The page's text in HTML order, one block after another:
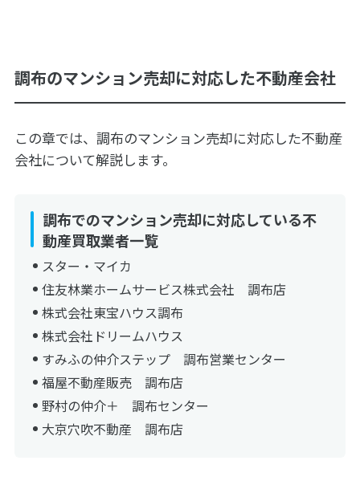
調布のマンション売却に対応した不動産会社
この章では、調布のマンション売却に対応した不動産
会社について解説します。
調布でのマンション売却に対応している不
動産買取業者一覧
スター・マイカ
住友林業ホームサービス株式会社 調布店
株式会社東宝ハウス調布
株式会社ドリームハウス
すみふの仲介ステップ 調布営業センター
福屋不動産販売 調布店
野村の仲介＋ 調布センター
大京穴吹不動産 調布店